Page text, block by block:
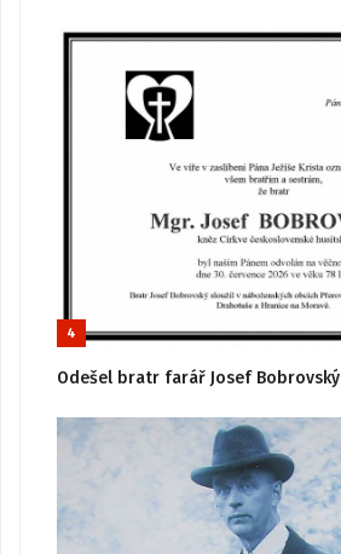
4
Odešel bratr farář Josef Bobrovský